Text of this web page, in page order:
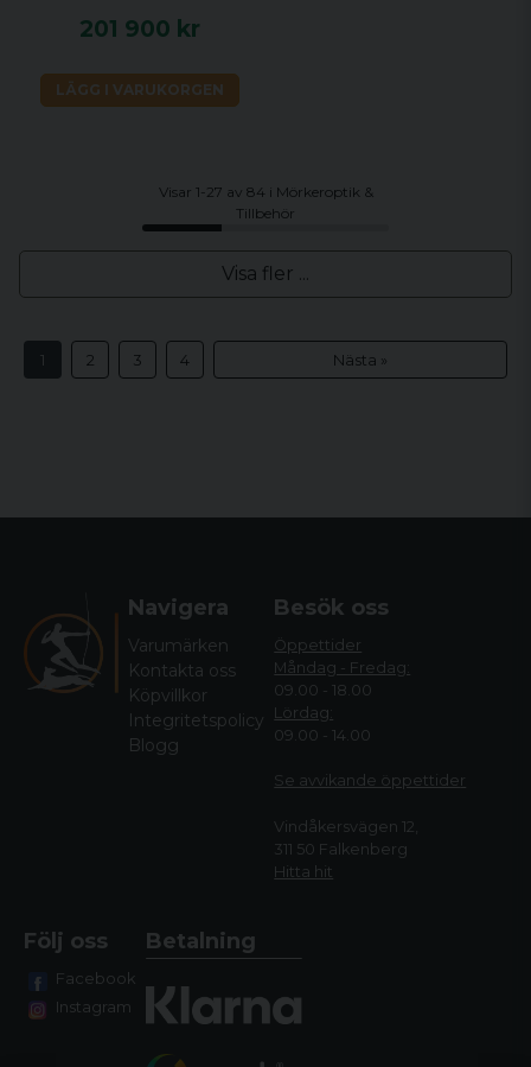
201 900 kr
LÄGG I VARUKORGEN
Visar 1-27 av 84 i Mörkeroptik &
Tillbehör
Visa fler ...
1 2 3 4 Nästa »
Navigera
Varumärken
Kontakta oss
Köpvillkor
Integritetspolicy
Blogg
Besök oss
Öppettider
Måndag - Fredag:
09.00 - 18.00
Lördag:
09.00 - 14.00
Se avvikande öppettider
Vindåkersvägen 12,
311 50 Falkenberg
Hitta hit
Följ oss
Facebook
Instagram
Betalning